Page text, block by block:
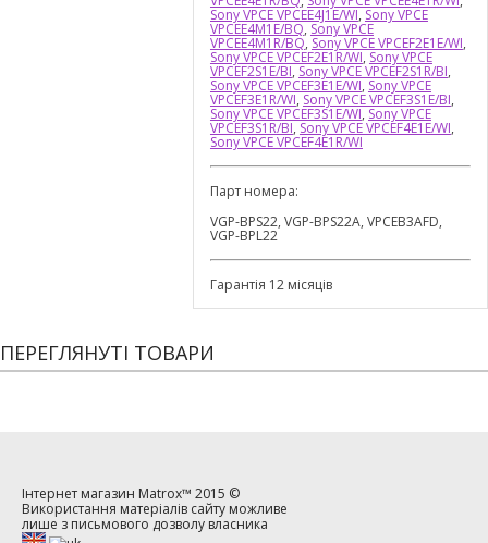
Sony VPCE VPCEE4J1E/WI, Sony VPCE
VPCEE4M1E/BQ, Sony VPCE
VPCEE4M1R/BQ, Sony VPCE VPCEF2E1E/WI,
Sony VPCE VPCEF2E1R/WI, Sony VPCE
VPCEF2S1E/BI, Sony VPCE VPCEF2S1R/BI,
Sony VPCE VPCEF3E1E/WI, Sony VPCE
VPCEF3E1R/WI, Sony VPCE VPCEF3S1E/BI,
Sony VPCE VPCEF3S1E/WI, Sony VPCE
VPCEF3S1R/BI, Sony VPCE VPCEF4E1E/WI,
Sony VPCE VPCEF4E1R/WI
Парт номера:
VGP-BPS22, VGP-BPS22A, VPCEB3AFD,
VGP-BPL22
Гарантія 12 місяців
ПЕРЕГЛЯНУТІ ТОВАРИ
Інтернет магазин Matrox™ 2015 ©
Використання матеріалів сайту можливе
лише з письмового дозволу власника